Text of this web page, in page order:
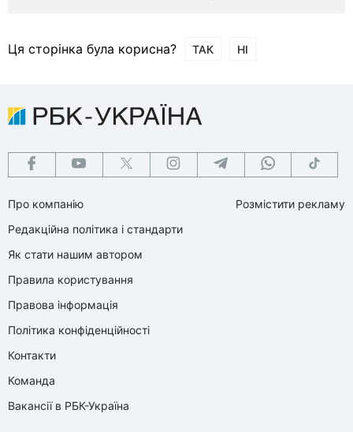
Ця сторінка була корисна? ТАК НІ
Про компанію
Редакційна політика і стандарти
Як стати нашим автором
Правила користування
Правова інформація
Політика конфіденційності
Контакти
Команда
Вакансії в РБК-Україна
Розмістити рекламу